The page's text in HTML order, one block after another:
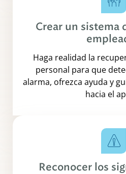
Crear un sistema
Haga realidad la
personal para que
alarma, ofrezca ayuda y
hacia el
Reconocer los